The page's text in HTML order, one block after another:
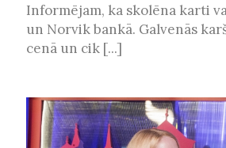
Informējam, ka skolēna karti
un Norvik bankā. Galvenās
cenā un cik [...]